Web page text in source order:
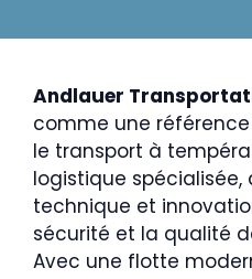
Andlauer
comme une
le transport à
logistique spécialisée,
technique et
sécurité et la qualité
Avec une flotte